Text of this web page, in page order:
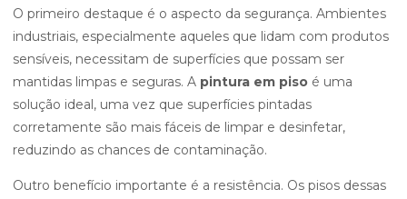
O primeiro destaque é o aspecto da segurança. Ambientes
industriais, especialmente aqueles que lidam com produtos
sensíveis, necessitam de superfícies que possam ser
mantidas limpas e seguras. A pintura em piso é uma
solução ideal, uma vez que superfícies pintadas
corretamente são mais fáceis de limpar e desinfetar,
reduzindo as chances de contaminação.
Outro benefício importante é a resistência. Os pisos dessas